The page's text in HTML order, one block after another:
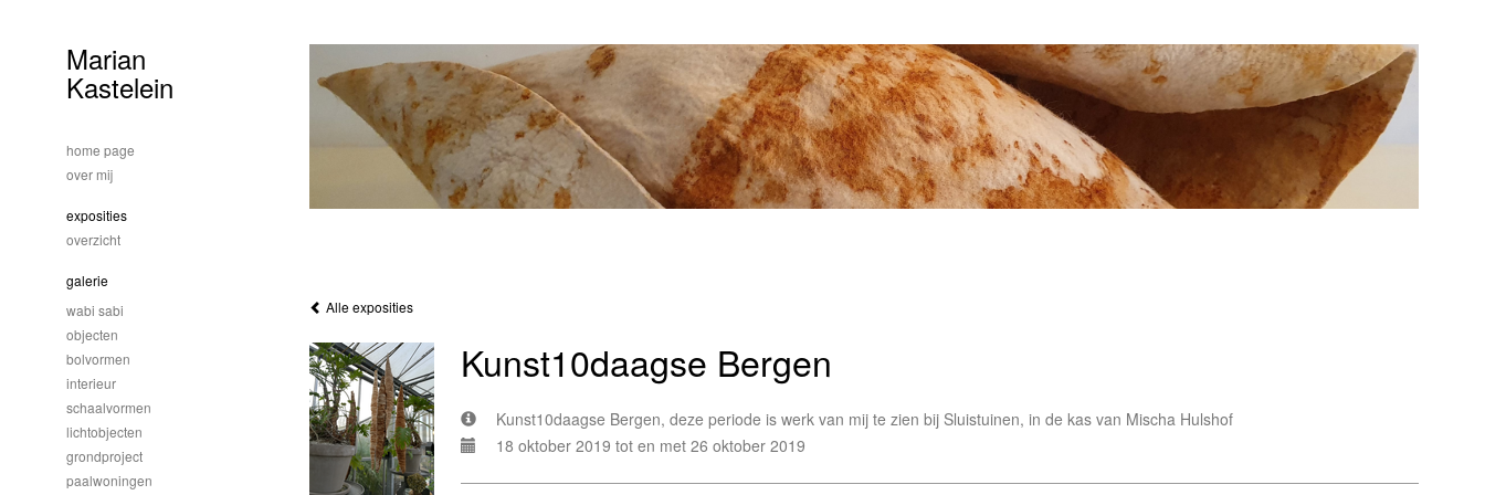
Alle exposities
Kunst10daagse Bergen
Kunst10daagse Bergen, deze periode is werk van mij te zien bij Sluistuinen, in de kas van Mischa Hulshof
18 oktober 2019 tot en met 26 oktober 2019
Marian
Kastelein
home page
over mij
exposities
overzicht
galerie
wabi sabi
objecten
bolvormen
interieur
schaalvormen
lichtobjecten
grondproject
paalwoningen